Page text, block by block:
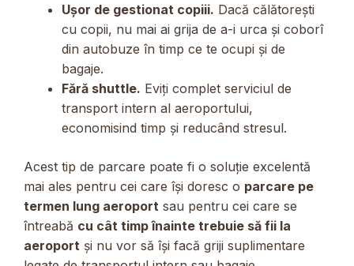
Ușor de gestionat copiii. Dacă călătorești
cu copii, nu mai ai grija de a-i urca și coborî
din autobuze în timp ce te ocupi și de
bagaje.
Fără shuttle. Eviți complet serviciul de
transport intern al aeroportului,
economisind timp și reducând stresul.
Acest tip de parcare poate fi o soluție excelentă
mai ales pentru cei care își doresc o parcare pe
termen lung aeroport sau pentru cei care se
întreabă cu cât timp înainte trebuie să fii la
aeroport și nu vor să își facă griji suplimentare